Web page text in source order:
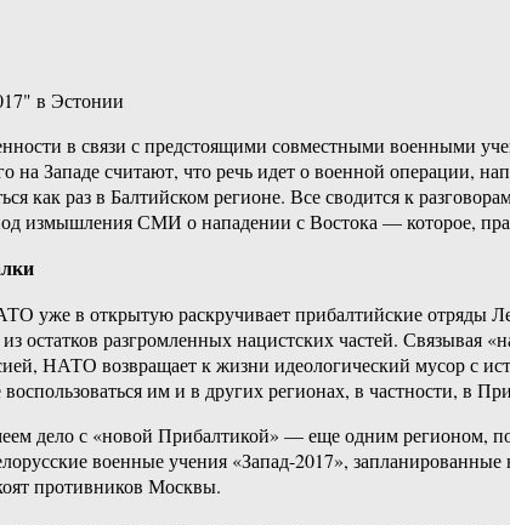
в Эстонии
в связи с предстоящими совместными военными
на Западе считают, что речь идет о военной операции,
как раз в Балтийском регионе. Все сводится к
измышления СМИ о нападении с Востока — которое,
уже в открытую раскручивает прибалтийские
остатков разгромленных нацистских частей. Связывая
НАТО возвращает к жизни идеологический мусор с
им и в других регионах, в частности, в
дело с «новой Прибалтикой» — еще одним регионом,
военные учения «Запад-2017»,
противников Москвы.